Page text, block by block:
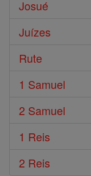
Josué
Juízes
Rute
1 Samuel
2 Samuel
1 Reis
2 Reis